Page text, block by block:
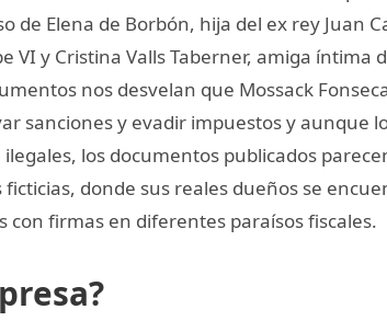
de Elena de Borbón, hija del ex rey Juan
VI y Cristina Valls Taberner, amiga íntima
nos desvelan que Mossack
sanciones y evadir impuestos y aunque
los documentos publicados
donde sus reales dueños se
con firmas en diferentes paraísos fiscales.